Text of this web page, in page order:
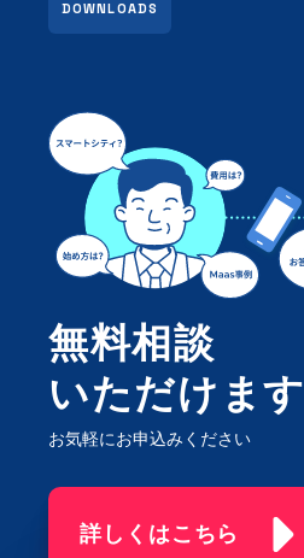
DOWNLOADS
無料相談
いただけます
お気軽にお申込みください
詳しくはこちら